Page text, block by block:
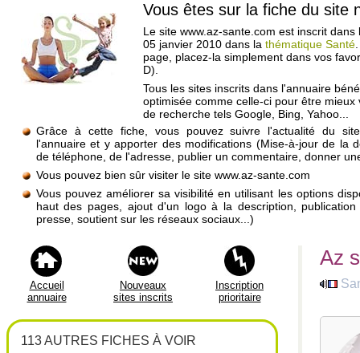
Vous êtes sur la fiche du site
Le site www.az-sante.com est inscrit
05 janvier 2010 dans la thématique Santé
page, placez-la simplement dans vos
D).
Tous les sites inscrits dans l'annuaire
optimisée comme celle-ci pour être mieux
de recherche tels Google, Bing, Yahoo...
Grâce à cette fiche, vous pouvez suivre l'actualité du
l'annuaire et y apporter des modifications (Mise-à-jour de la
de téléphone, de l'adresse, publier un commentaire, donner
Vous pouvez bien sûr visiter le site www.az-sante.com
Vous pouvez améliorer sa visibilité en utilisant les options
haut des pages, ajout d'un logo à la description,
presse, soutient sur les réseaux sociaux...)
Accueil
annuaire
Nouveaux
sites inscrits
Inscription
prioritaire
113 AUTRES FICHES À VOIR
Az